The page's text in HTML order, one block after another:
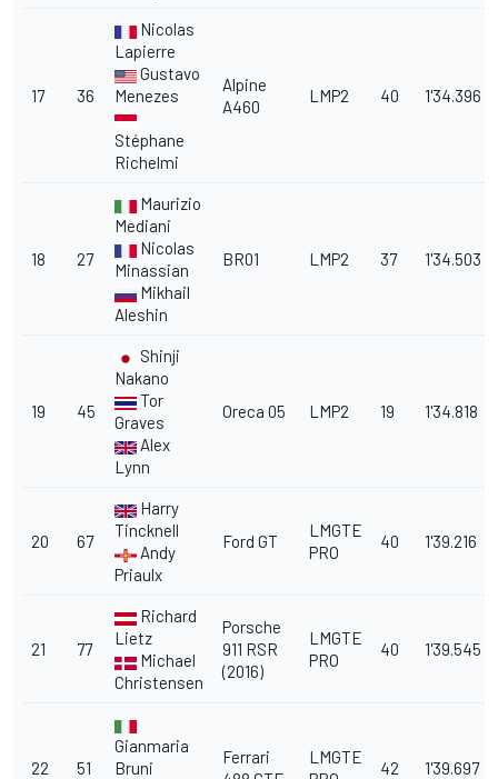
17 36
Nicolas
Lapierre
Gustavo
Menezes
Stéphane
Richelmi
Alpine
A460
LMP2 40 1'34.396
18 27
Maurizio
Mediani
Nicolas
Minassian
Mikhail
Aleshin
BR01 LMP2 37 1'34.503
19 45
Shinji
Nakano
Tor
Graves
Alex
Lynn
Oreca 05 LMP2 19 1'34.818
20 67
Harry
Tincknell
Andy
Priaulx
Ford GT
LMGTE
PRO
40 1'39.216
21 77
Richard
Lietz
Michael
Christensen
Porsche
911 RSR
(2016)
LMGTE
PRO
40 1'39.545
22 51
Gianmaria
Bruni
Ferrari
LMGTE
42 1'39.697